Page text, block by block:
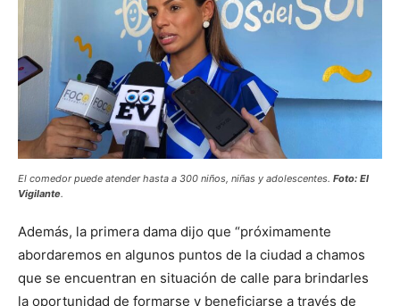
El comedor puede atender hasta a 300 niños, niñas y adolescentes. Foto: El
Vigilante.
Además, la primera dama dijo que “próximamente
abordaremos en algunos puntos de la ciudad a chamos
que se encuentran en situación de calle para brindarles
la oportunidad de formarse y beneficiarse a través de